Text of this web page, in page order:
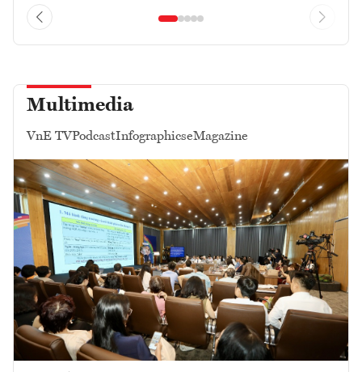
Multimedia
VnE TVPodcastInfographicseMagazine